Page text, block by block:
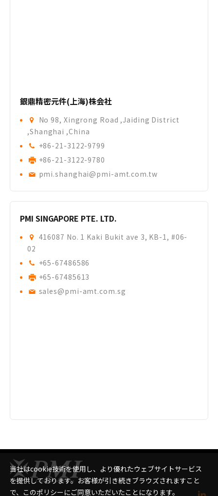
銀鼎精密元件(上海)株会社
No 98, Xingrong Road ,Jaiding District
,Shanghai ,China
+86-21-3122-9799
+86-21-3122-9780
pmi.shanghai@pmi-amt.com.tw
PMI SINGAPORE PTE. LTD.
416087 No. 1 Kaki Bukit ave 3, KB-1, #06-
02
+65-67486586
+65-67485613
sales@pmi-amt.com.sg
当社はcookie技術を使用し、より優れたウェブサイトサービス
を提供しております。お客様が引き続きブラウズされますこと
で、このポリシーにご同意いただいたことになります。